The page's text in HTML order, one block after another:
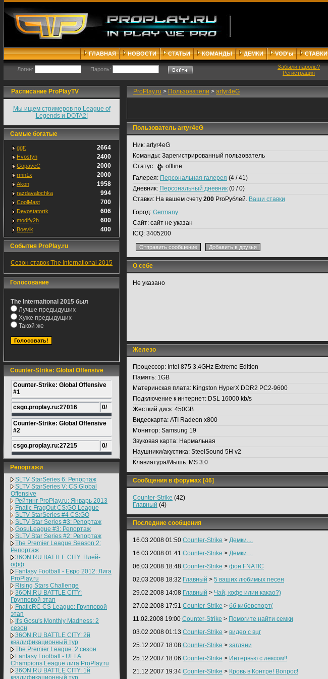
ГЛАВНАЯ НОВОСТИ СТАТЬИ КОМАНДЫ ДЕМКИ VOD'ы СТАВКИ
Логин: Пароль:
Забыли пароль?
Регистрация
Расписание ProPlayTV
Мы ищем стримеров по League of
Legends и DOTA2!
Самые богатые
ggtt 2664
Hvostyn 2400
GopaveC 2000
rmn1x 2000
Akon 1958
razdavalochka 994
CoolMast 700
Devostatortk 606
modify2h 600
Boevik 400
События ProPlay.ru
Сезон ставок The International 2015
Голосование
The Internaitonal 2015 был
Лучше предыдуших
Хуже предыдущих
Такой же
Counter-Strike: Global Offensive
Counter-Strike: Global Offensive
#1
csgo.proplay.ru:27016 0/
Counter-Strike: Global Offensive
#2
csgo.proplay.ru:27215 0/
Репортажи
SLTV StarSeries 6: Репортаж
SLTV StarSeries V: CS Global
Offensive
Рейтинг ProPlay.ru: Январь 2013
Fnatic FragOut CS:GO League
SLTV StarSeries #4 CS:GO
SLTV Star Series #3: Репортаж
GosuLeague #3: Репортаж
SLTV Star Series #2: Репортаж
The Premier League Season 2:
Репортаж
36ON.RU BATTLE CITY: Плей-
офф
Fantasy Football - Евро 2012: Лига
ProPlay.ru
Rising Stars Challenge
36ON.RU BATTLE CITY:
Групповой этап
FnaticRC CS League: Групповой
этап
It's Gosu's Monthly Madness: 2
сезон
36ON.RU BATTLE CITY: 2й
квалификационный тур
The Premier League: 2 cезон
Fantasy Football - UEFA
Champions League лига ProPlay.ru
36ON.RU BATTLE CITY: 1й
квалификационный тур
ProPlay.ru > Пользователи > artyr4eG
Пользователь artyr4eG
Ник: artyr4eG
Команды: Зарегистрированный пользователь
Статус:
offline
Галерея: Персональная галерея (4 / 41)
Дневник: Персональный дневник (0 / 0)
Ставки: На вашем счету 200 ProРублей. Ваши ставки
Город: Germany
Сайт: сайт не указан
ICQ: 3405200
О себе
Не указано
Железо
Процессор: Intel 875 3.4GHz Extreme Edition
Память: 1GB
Материнская плата: Kingston HyperX DDR2 PC2-9600
Подключение к интернет: DSL 16000 kb/s
Жесткий диск: 450GB
Видеокарта: ATI Radeon x800
Монитор: Samsung 19
Звуковая карта: Нармальная
Наушники/акустика: SteelSound 5H v2
Клавиатура/Мышь: MS 3.0
Сообщения в форумах [46]
Counter-Strike (42)
Главный (4)
Последние сообщения
16.03.2008 01:50 Counter-Strike > Демки....
16.03.2008 01:41 Counter-Strike > Демки....
06.03.2008 18:48 Counter-Strike > фон FNATIC
02.03.2008 18:32 Главный > 5 ваших любимых песен
29.02.2008 14:08 Главный > Чай, кофе илии какао?)
27.02.2008 17:51 Counter-Strike > бб киберспорт(
11.02.2008 19:00 Counter-Strike > Помогите найти семки
03.02.2008 01:13 Counter-Strike > видео с вцг
25.12.2007 18:08 Counter-Strike > загляни
25.12.2007 18:06 Counter-Strike > Интервью с лексом!!
21.12.2007 19:34 Counter-Strike > Кровь в Контре! Вопрос!